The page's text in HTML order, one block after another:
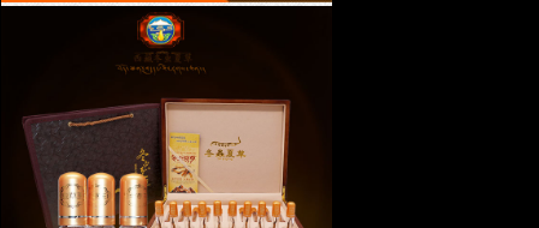
Đông trùng hạ thảo nguyên con sấy
khô hộp gỗ 20g D003
Giá: 22,000,000 VND